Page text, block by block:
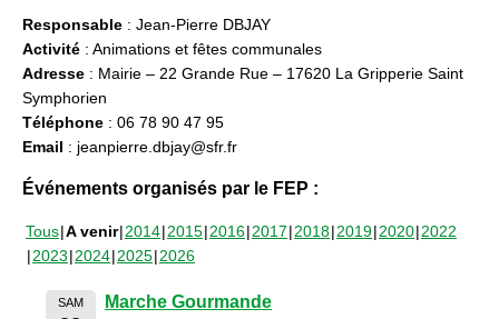
Responsable : Jean-Pierre DBJAY
Activité : Animations et fêtes communales
Adresse : Mairie – 22 Grande Rue – 17620 La Gripperie Saint
Symphorien
Téléphone : 06 78 90 47 95
Email : jeanpierre.dbjay@sfr.fr
Événements organisés par le FEP :
Tous A venir 2014 2015 2016 2017 2018 2019 2020 2022
2023 2024 2025 2026
SAM
Marche Gourmande